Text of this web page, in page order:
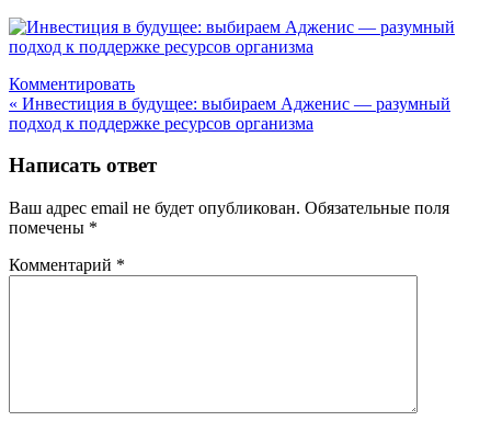
Комментировать
Навигация
по
записям
« Инвестиция в будущее: выбираем Адженис — разумный
подход к поддержке ресурсов организма
Написать ответ
Ваш адрес email не будет опубликован. Обязательные поля
помечены *
Комментарий *